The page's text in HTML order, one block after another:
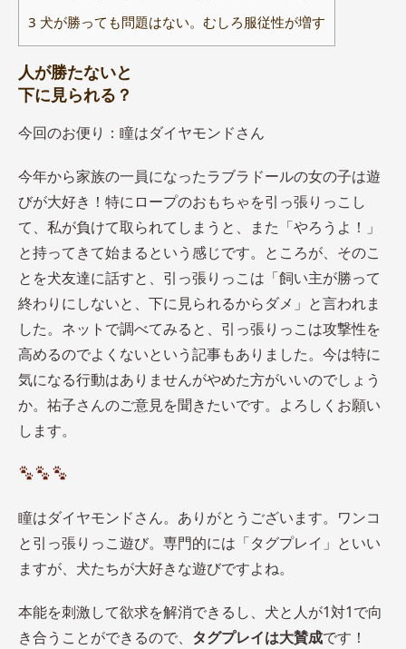
3 犬が勝っても問題はない。むしろ服従性が増す
人が勝たないと
下に見られる？
今回のお便り：瞳はダイヤモンドさん
今年から家族の一員になったラブラドールの女の子は遊
びが大好き！特にロープのおもちゃを引っ張りっこし
て、私が負けて取られてしまうと、また「やろうよ！」
と持ってきて始まるという感じです。ところが、そのこ
とを犬友達に話すと、引っ張りっこは「飼い主が勝って
終わりにしないと、下に見られるからダメ」と言われま
した。ネットで調べてみると、引っ張りっこは攻撃性を
高めるのでよくないという記事もありました。今は特に
気になる行動はありませんがやめた方がいいのでしょう
か。祐子さんのご意見を聞きたいです。よろしくお願い
します。
瞳はダイヤモンドさん。ありがとうございます。ワンコ
と引っ張りっこ遊び。専門的には「タグプレイ」といい
ますが、犬たちが大好きな遊びですよね。
本能を刺激して欲求を解消できるし、犬と人が1対1で向
き合うことができるので、 タグプレイは大賛成です！